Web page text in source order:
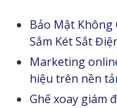
Bảo Mật Không
Sắm Két Sắt
Marketing
hiệu trên nền
Ghế xoay giám